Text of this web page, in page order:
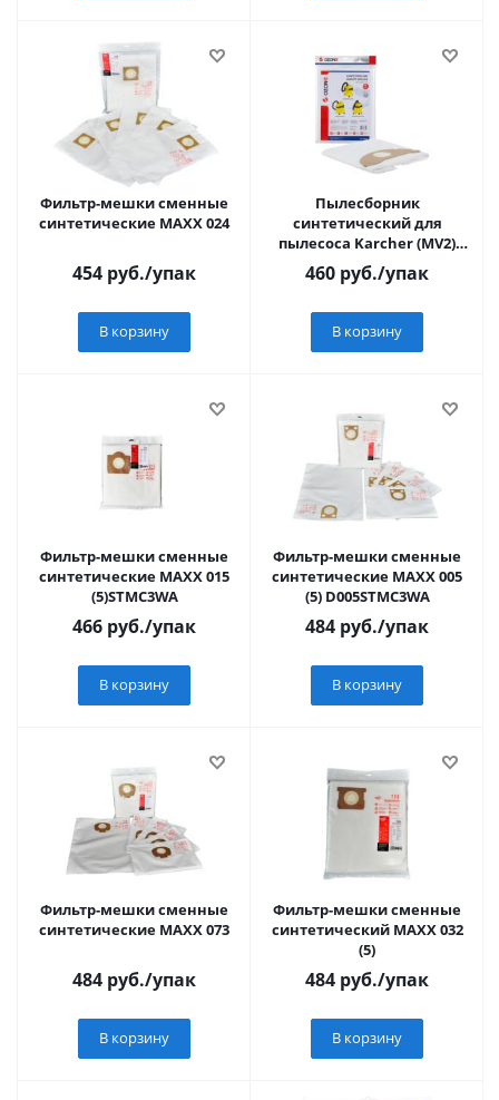
Фильтр-мешки сменные
синтетические МАХХ 024
454 руб./упак
В корзину
Пылесборник
синтетический для
пылесоса Karcher (MV2)
OZONE СР-215/5
460 руб./упак
В корзину
Фильтр-мешки сменные
синтетические MAXX 015
(5)STMC3WA
466 руб./упак
В корзину
Фильтр-мешки сменные
синтетические MAXX 005
(5) D005STMC3WA
484 руб./упак
В корзину
Фильтр-мешки сменные
синтетические МАХХ 073
484 руб./упак
В корзину
Фильтр-мешки сменные
синтетический MAXX 032
(5)
484 руб./упак
В корзину